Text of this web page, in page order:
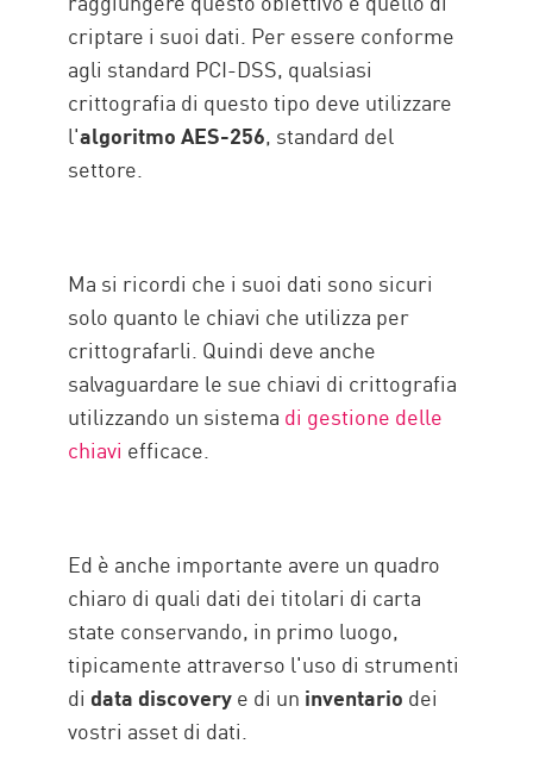
criptare i suoi dati. Per essere conforme
agli standard PCI-DSS, qualsiasi
crittografia di questo tipo deve utilizzare
l'algoritmo AES-256, standard del
settore.
Ma si ricordi che i suoi dati sono sicuri
solo quanto le chiavi che utilizza per
crittografarli. Quindi deve anche
salvaguardare le sue chiavi di crittografia
utilizzando un sistema di gestione delle
chiavi efficace.
Ed è anche importante avere un quadro
chiaro di quali dati dei titolari di carta
state conservando, in primo luogo,
tipicamente attraverso l'uso di strumenti
di data discoverye di un inventario dei
vostri asset di dati.